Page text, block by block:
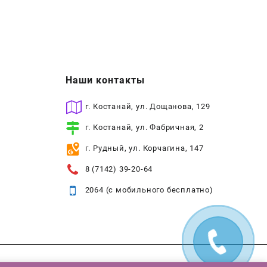
Наши контакты
г. Костанай, ул. Дощанова, 129
г. Костанай, ул. Фабричная, 2
г. Рудный, ул. Корчагина, 147
8 (7142) 39-20-64
2064 (с мобильного бесплатно)